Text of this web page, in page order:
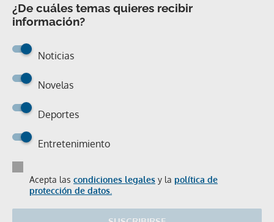
¿De cuáles temas quieres recibir
información?
Noticias
Novelas
Deportes
Entretenimiento
Acepta las condiciones legales y la política de
protección de datos.